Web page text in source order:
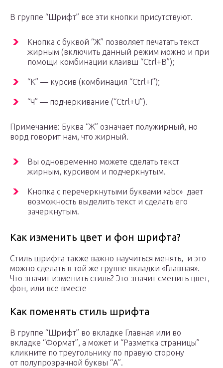
В группе “Шрифт” все эти кнопки присутствуют.
Кнопка с буквой “Ж” позволяет печатать текст
жирным (включить данный режим можно и при
помощи комбинации клаивш “Ctrl+B”);
“К” — курсив (комбинация “Ctrl+I”);
“Ч” — подчеркивание (“Ctrl+U”).
Примечание: Буква “Ж” означает полужирный, но
ворд говорит нам, что жирный.
Вы одновременно можете сделать текст
жирным, курсивом и подчеркнутым.
Кнопка с перечеркнутыми буквами «abc» дает
возможность выделить текст и сделать его
зачеркнутым.
Как изменить цвет и фон шрифта?
Стиль шрифта также важно научиться менять, и это
можно сделать в той же группе вкладки «Главная».
Что значит изменить стиль? Это значит сменить цвет,
фон, или все вместе
Как поменять стиль шрифта
В группе “Шрифт” во вкладке Главная или во
вкладке “Формат”, а может и “Разметка страницы”
кликните по треугольнику по правую сторону
от полупрозрачной буквы “А”.